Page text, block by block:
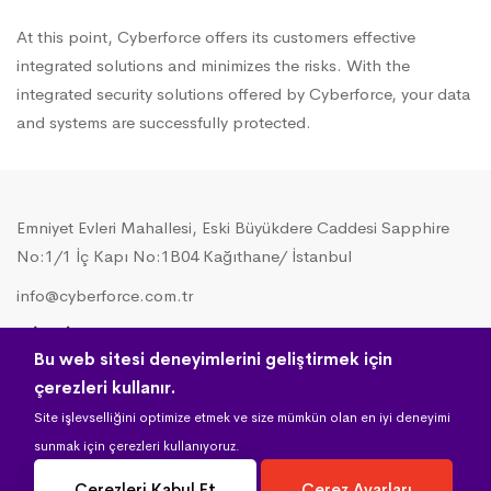
At this point, Cyberforce offers its customers effective
integrated solutions and minimizes the risks. With the
integrated security solutions offered by Cyberforce, your data
and systems are successfully protected.
Emniyet Evleri Mahallesi, Eski Büyükdere Caddesi Sapphire
No:1/1 İç Kapı No:1B04 Kağıthane/ İstanbul
info@cyberforce.com.tr
0 (850) 259 82 20
Bu web sitesi deneyimlerini geliştirmek için
çerezleri kullanır.
Site işlevselliğini optimize etmek ve size mümkün olan en iyi deneyimi
sunmak için çerezleri kullanıyoruz.